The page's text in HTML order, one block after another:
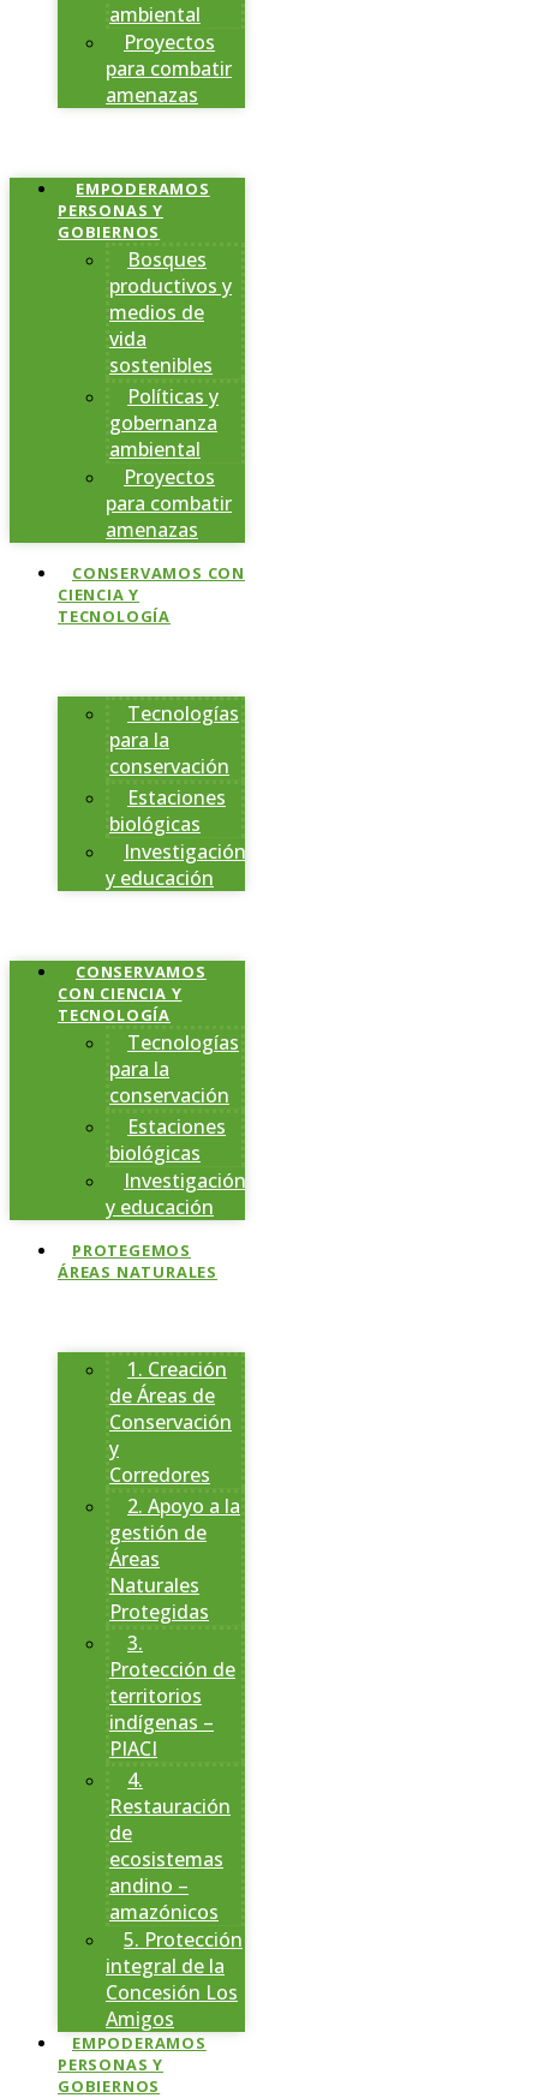
ambiental
Proyectos
para combatir
amenazas
EMPODERAMOS
PERSONAS Y
GOBIERNOS
Bosques
productivos y
medios de
vida
sostenibles
Políticas y
gobernanza
ambiental
Proyectos
para combatir
amenazas
CONSERVAMOS CON
CIENCIA Y
TECNOLOGÍA
Tecnologías
para la
conservación
Estaciones
biológicas
Investigación
y educación
CONSERVAMOS
CON CIENCIA Y
TECNOLOGÍA
Tecnologías
para la
conservación
Estaciones
biológicas
Investigación
y educación
PROTEGEMOS
ÁREAS NATURALES
1. Creación
de Áreas de
Conservación
y
Corredores
2. Apoyo a la
gestión de
Áreas
Naturales
Protegidas
3.
Protección de
territorios
indígenas –
PIACI
4.
Restauración
de
ecosistemas
andino –
amazónicos
5. Protección
integral de la
Concesión Los
Amigos
EMPODERAMOS
PERSONAS Y
GOBIERNOS